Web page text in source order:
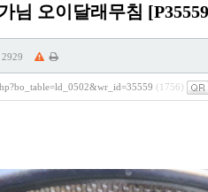
님 오이달래무침
2929
(1756)